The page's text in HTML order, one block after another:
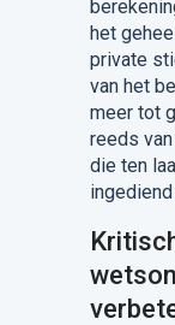
het
private
van het
meer tot
reeds
die ten